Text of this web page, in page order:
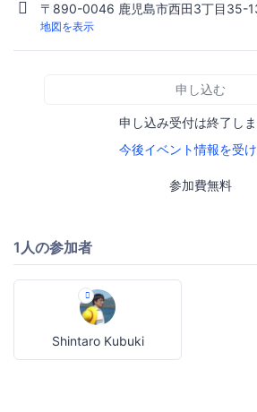
〒890-0046 鹿児島市西田3丁目35-
地図を表示
申し込む
申し込み受付は終了し
今後イベント情報を受
参加費無料
1人の参加者
Shintaro Kubuki